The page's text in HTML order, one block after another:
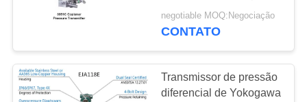
CONTACTE-
NOS
NOTÍCIAS
3051CD Coplanar
negotiable MOQ:Negociação
CONTATO
Transmissor de pressão
diferencial de Yokogawa